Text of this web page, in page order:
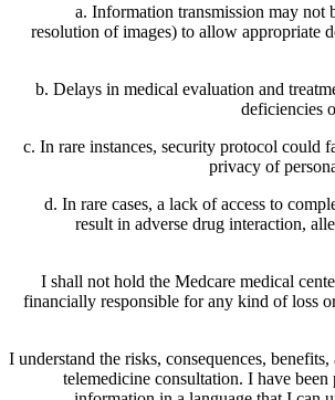
a. Information transmission may not
resolution of images) to allow appropriate
b. Delays in medical evaluation and
deficiencies
c. In rare instances, security protocol could
privacy of
d. In rare cases, a lack of access to
result in adverse drug interaction,
I shall not hold the Medcare medical
financially responsible for any kind of loss
I understand the risks, consequences,
telemedicine consultation. I have